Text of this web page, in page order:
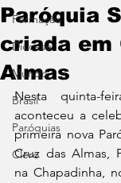
Formação
Diocese
Mundo
Brasil
Paróquias
Clero
Paróquia
criada em
Almas
Nesta quinta-
aconteceu a
primeira nova
Cruz das Almas,
na Chapadinha,